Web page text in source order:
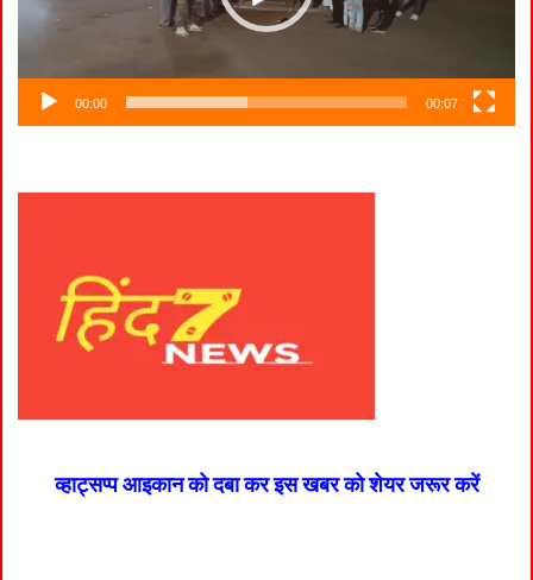
00:00 00:07
व्हाट्सप्प आइकान को दबा कर इस खबर को शेयर जरूर करें